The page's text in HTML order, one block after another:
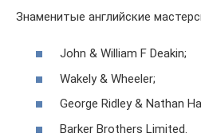
Знаменитые английские
John & William F Deakin;
Wakely & Wheeler;
George Ridley & Nathan
Barker Brothers Limited.